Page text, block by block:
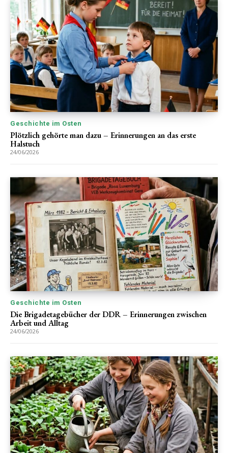
Geschichte im Osten
Plötzlich gehörte man dazu – Erinnerungen an das erste
Halstuch
24/06/2026
Geschichte im Osten
Die Brigadetagebücher der DDR – Erinnerungen zwischen
Arbeit und Alltag
24/06/2026